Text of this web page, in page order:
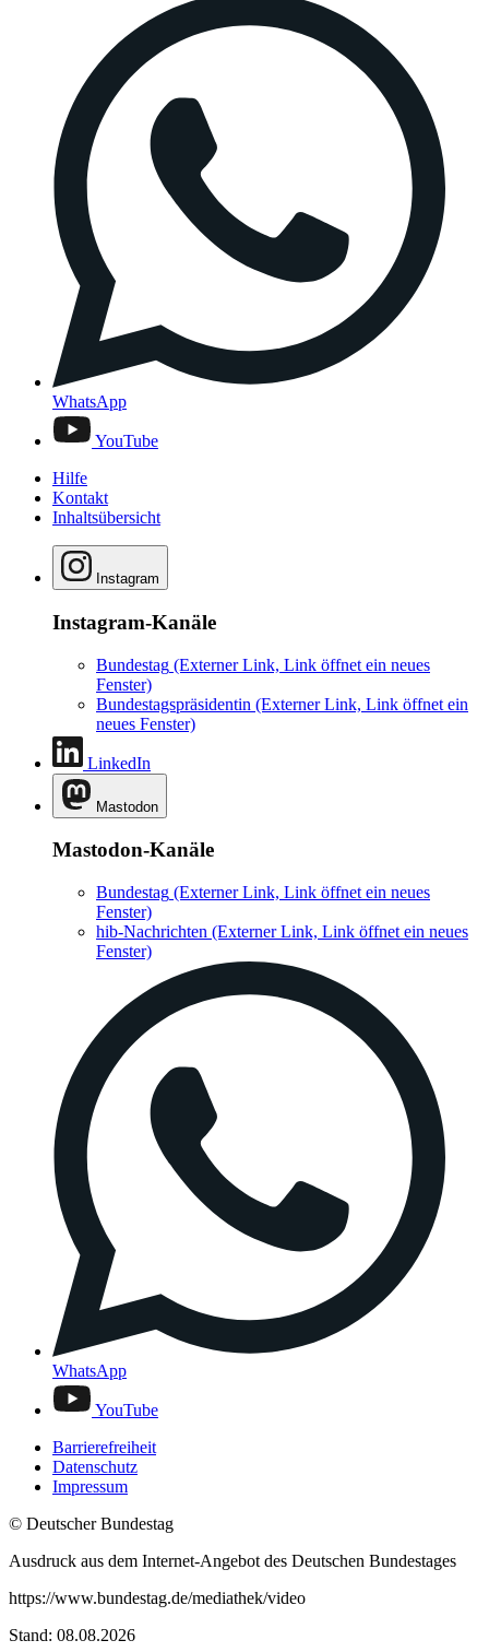
WhatsApp
YouTube
Hilfe
Kontakt
Inhaltsübersicht
Instagram
Instagram-Kanäle
Bundestag (Externer Link, Link öffnet ein neues
Fenster)
Bundestagspräsidentin (Externer Link, Link öffnet ein
neues Fenster)
LinkedIn
Mastodon
Mastodon-Kanäle
Bundestag (Externer Link, Link öffnet ein neues
Fenster)
hib-Nachrichten (Externer Link, Link öffnet ein neues
Fenster)
WhatsApp
YouTube
Barrierefreiheit
Datenschutz
Impressum
© Deutscher Bundestag
Ausdruck aus dem Internet-Angebot des Deutschen Bundestages
https://www.bundestag.de/mediathek/video
Stand: 08.08.2026